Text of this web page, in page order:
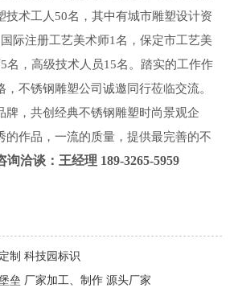
技术工人 50名，其中有城市雕塑设计资
际注册工艺美术师1名，保定市工艺美
名，高级技术人员15名。踏实的工作作
，不锈钢雕塑公司诚邀同行莅临交流。
牌，共创经典不锈钢雕塑时尚景观企
的作品，一流的质量，提供最完善的不
询洽谈：王经理 189-3265-5959
制 科技园标识
垒 厂家加工、制作 源头厂家